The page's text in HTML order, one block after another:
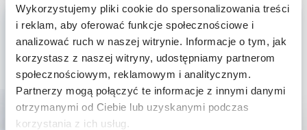
Wykorzystujemy pliki cookie do spersonalizowania treści
i reklam, aby oferować funkcje społecznościowe i
analizować ruch w naszej witrynie. Informacje o tym, jak
korzystasz z naszej witryny, udostępniamy partnerom
społecznościowym, reklamowym i analitycznym.
Partnerzy mogą połączyć te informacje z innymi danymi
otrzymanymi od Ciebie lub uzyskanymi podczas
korzystania z ich usług.
Krok 4
Udział w badaniu
Po podjęciu decyzji zaczyna się właściwa część badania. Cały czas
możesz liczyć na nasze wsparcie i regularne konsultacje.